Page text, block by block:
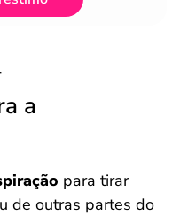
a
para tirar
de outras partes do